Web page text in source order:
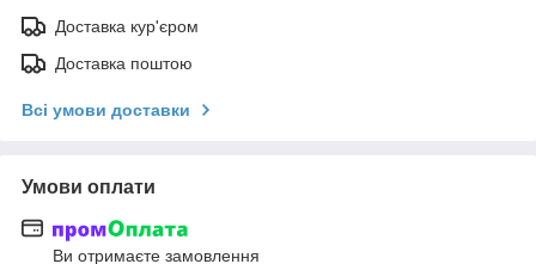
Доставка кур'єром
Доставка поштою
Всі умови доставки
Умови оплати
Ви отримаєте замовлення